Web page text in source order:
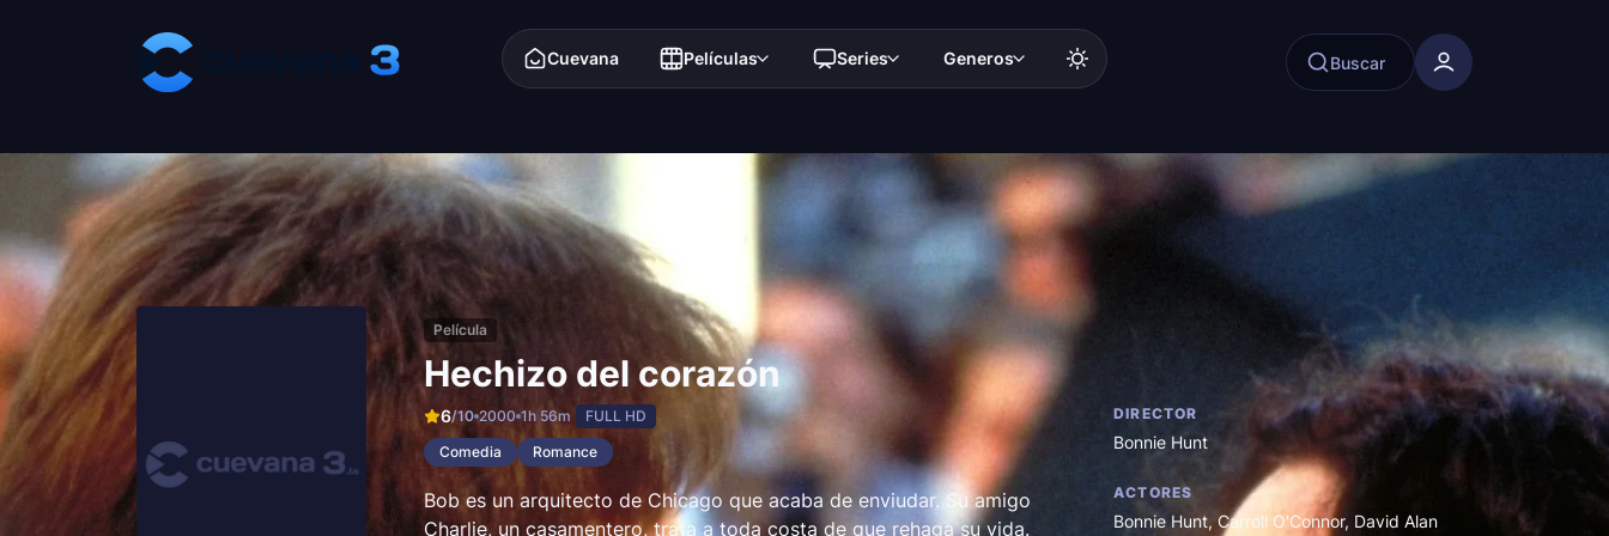
Cuevana Películas Series Generos Buscar
Película
Hechizo del corazón
6/10 2000 1h 56m
FULL HD
Comedia
Romance
Bob es un arquitecto de Chicago que acaba de enviudar. Su amigo
Charlie, un casamentero, trata a toda costa de que rehaga su vida.
DIRECTOR
Bonnie Hunt
ACTORES
Bonnie Hunt,Carroll O'Connor, David Alan